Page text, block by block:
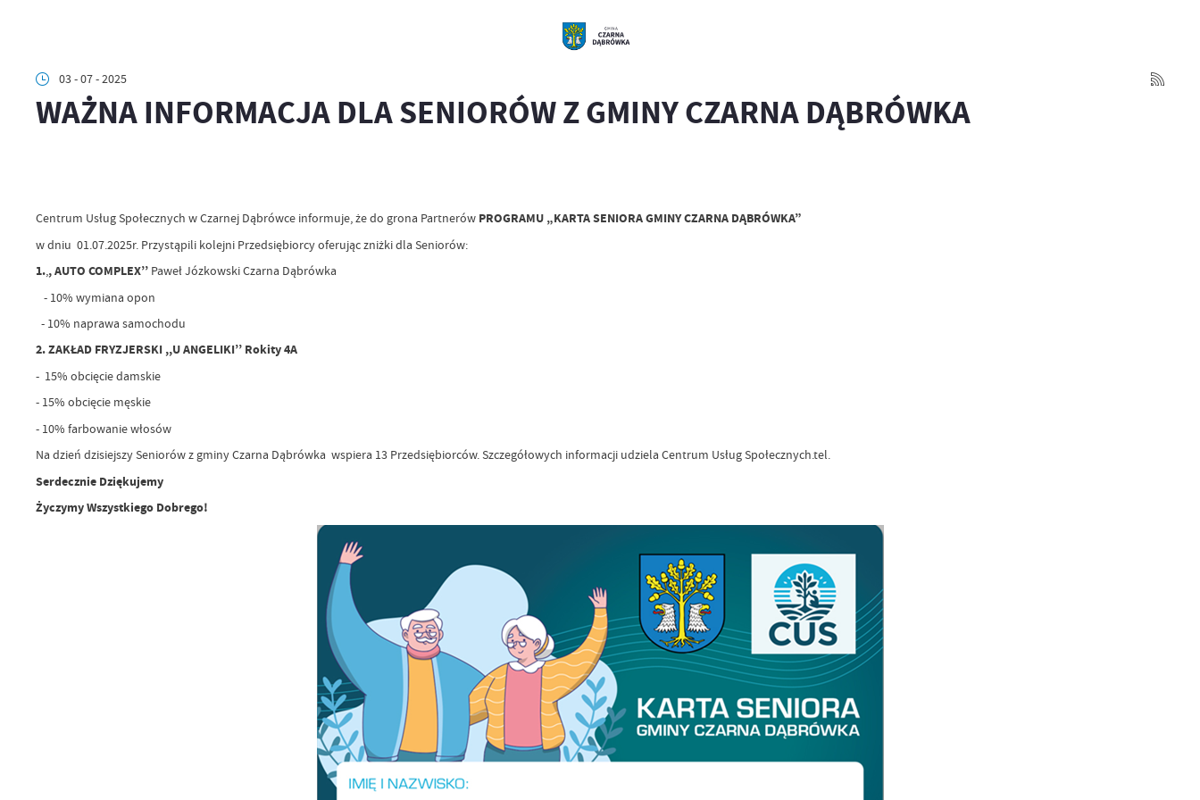
03 - 07 - 2025
WAŻNA INFORMACJA DLA SENIORÓW Z GMINY CZARNA DĄBRÓWKA
Centrum Usług Społecznych w Czarnej Dąbrówce informuje, że do grona Partnerów PROGRAMU „KARTA SENIORA GMINY CZARNA DĄBRÓWKA”
w dniu 01.07.2025r. Przystąpili kolejni Przedsiębiorcy oferując zniżki dla Seniorów:
1.,, AUTO COMPLEX’’Paweł Józkowski Czarna Dąbrówka
- 10% wymiana opon
- 10% naprawa samochodu
2. ZAKŁAD FRYZJERSKI ,,U ANGELIKI’’ Rokity 4A
- 15% obcięcie damskie
- 15% obcięcie męskie
- 10% farbowanie włosów
Na dzień dzisiejszy Seniorów z gminy Czarna Dąbrówka wspiera 13 Przedsiębiorców. Szczegółowych informacji udziela Centrum Usług Społecznych.tel.
Serdecznie Dziękujemy
Życzymy Wszystkiego Dobrego!